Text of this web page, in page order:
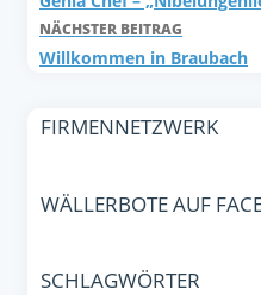
NÄCHSTER BEITRAG
Willkommen in Braubach
FIRMENNETZWERK
WÄLLERBOTE AUF
SCHLAGWÖRTER